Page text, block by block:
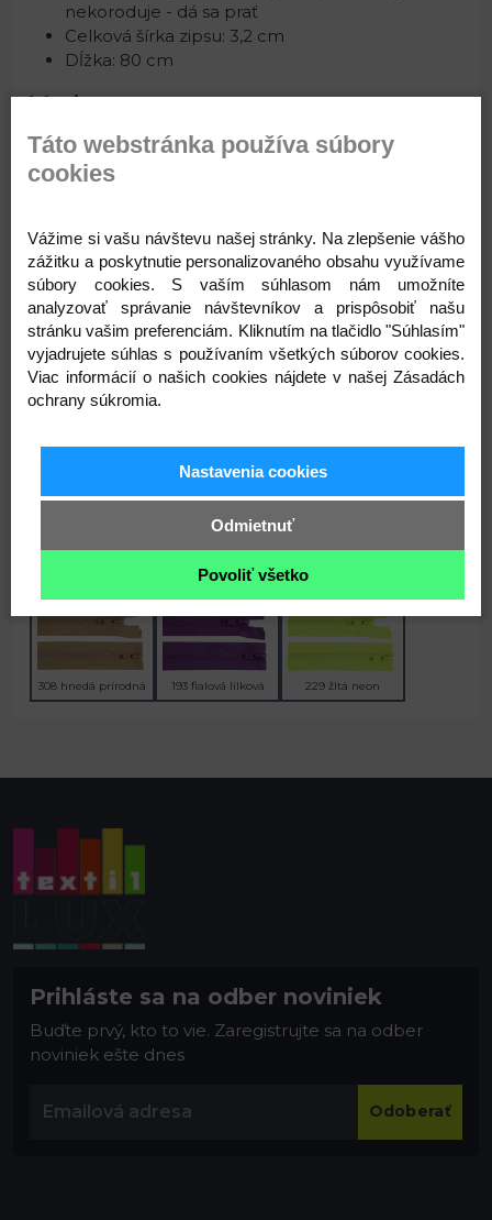
nekoroduje - dá sa prať
Celková šírka zipsu: 3,2 cm
Dĺžka: 80 cm
Varianty
330 modrá tmavá
220 modrá jeans tmavá
308 hnedá prírodná 193 fialová lilková 229 žltá neon
Prihláste sa na odber noviniek
Buďte prvý, kto to vie. Zaregistrujte sa na odber
noviniek ešte dnes
Odoberať
Táto webstránka používa súbory
cookies
Vážime si vašu návštevu našej stránky. Na zlepšenie vášho
zážitku a poskytnutie personalizovaného obsahu využívame
súbory cookies. S vaším súhlasom nám umožníte
analyzovať správanie návštevníkov a prispôsobiť našu
stránku vašim preferenciám. Kliknutím na tlačidlo "Súhlasím"
vyjadrujete súhlas s používaním všetkých súborov cookies.
Viac informácií o našich cookies nájdete v našej Zásadách
ochrany súkromia.
Nastavenia cookies
Odmietnuť
Povoliť všetko